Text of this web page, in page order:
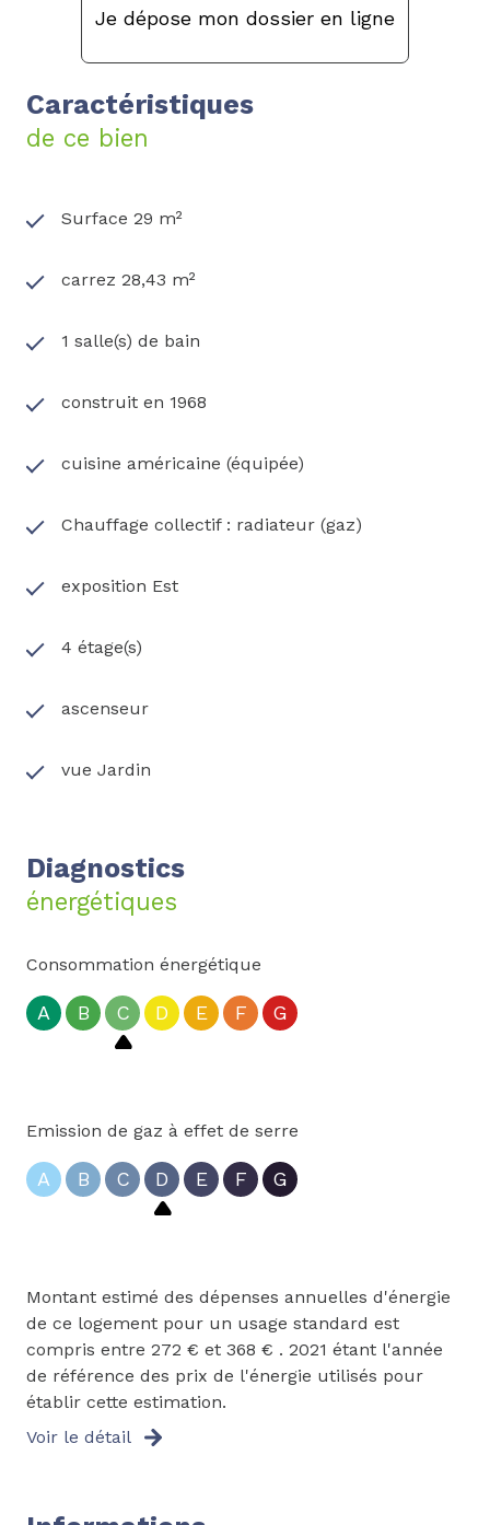
Je dépose mon dossier en ligne
Caractéristiques
de ce bien
Surface 29 m²
carrez 28,43 m²
1 salle(s) de bain
construit en 1968
cuisine américaine (équipée)
Chauffage collectif : radiateur (gaz)
exposition Est
4 étage(s)
ascenseur
vue Jardin
Diagnostics
énergétiques
Consommation énergétique
A B C D E F G
Emission de gaz à effet de serre
A B C D E F G
Montant estimé des dépenses annuelles d'énergie
de ce logement pour un usage standard est
compris entre 272 € et 368 € . 2021 étant l'année
de référence des prix de l'énergie utilisés pour
établir cette estimation.
Voir le détail